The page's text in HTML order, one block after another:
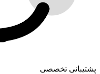
پشتیبانی تخصصی